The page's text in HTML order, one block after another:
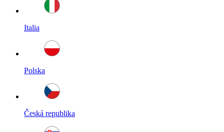
Italia
Polska
Česká republika